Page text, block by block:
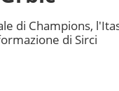
di Champions,
di Sirci